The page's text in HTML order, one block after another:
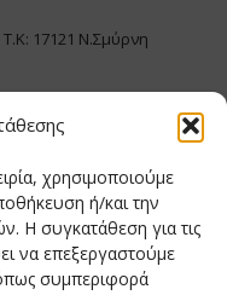
χρησιμοποιούμε
ή/και την
Η συγκατάθεση για τις
να επεξεργαστούμε
συμπεριφορά
17121 Ν.Σμύρνη
: Θεόδωρος Δημητριάδης